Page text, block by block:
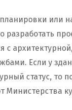
или
разработать
с
Если у
статус, то
Министерства